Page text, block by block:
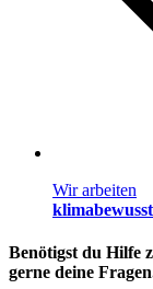
Wir arbeiten
klimabewusst
Benötigst du Hilfe
gerne deine